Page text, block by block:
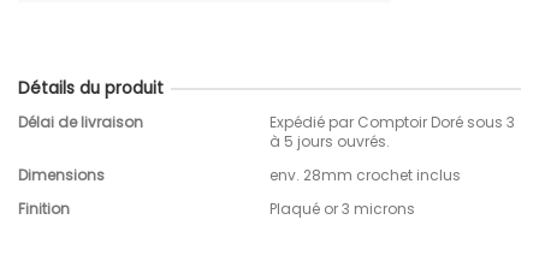
Détails du produit
Délai de livraison
Expédié par Comptoir Doré sous 3
à 5 jours ouvrés.
Dimensions
env. 28mm crochet inclus
Finition
Plaqué or 3 microns